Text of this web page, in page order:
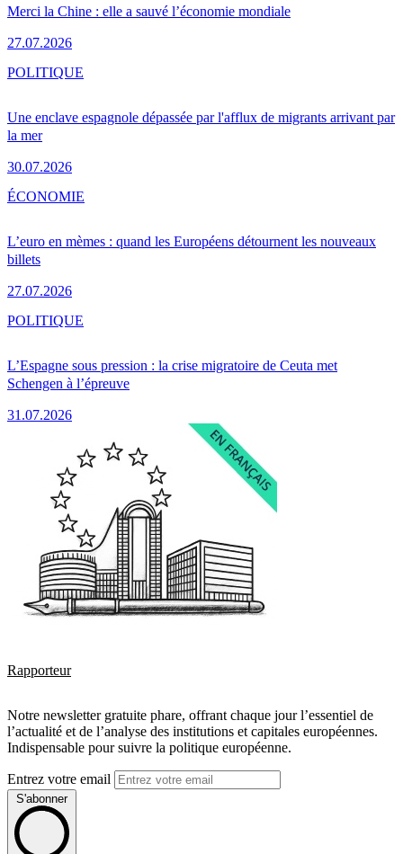
Merci la Chine : elle a sauvé l’économie mondiale
27.07.2026
Une enclave espagnole dépassée par l'afflux de migrants arrivant par
la mer
30.07.2026
POLITIQUE
L’euro en mèmes : quand les Européens détournent les nouveaux
billets
27.07.2026
ÉCONOMIE
L’Espagne sous pression : la crise migratoire de Ceuta met
Schengen à l’épreuve
31.07.2026
POLITIQUE
Rapporteur
Notre newsletter gratuite phare, offrant chaque jour l’essentiel de
l’actualité et de l’analyse des institutions et capitales européennes.
Indispensable pour suivre la politique européenne.
Entrez votre email
S'abonner